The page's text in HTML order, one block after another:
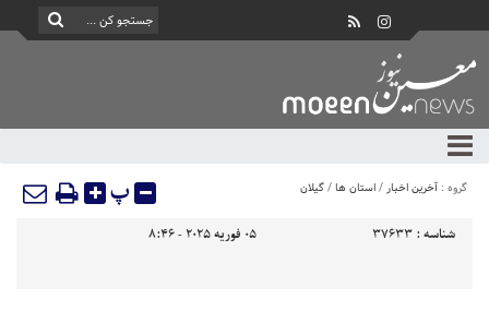
گروه : آخرین اخبار/استان ها/گیلان پ
شناسه : 37633 05 فوریه 2025 - 8:46